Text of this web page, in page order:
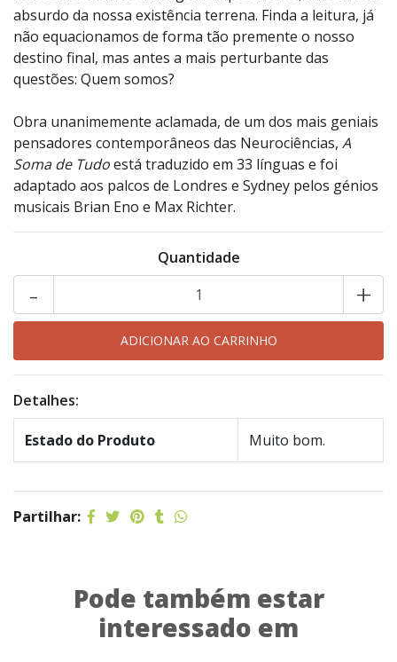
absurdo da nossa existência terrena. Finda a leitura, já
não equacionamos de forma tão premente o nosso
destino final, mas antes a mais perturbante das
questões: Quem somos?
Obra unanimemente aclamada, de um dos mais geniais
pensadores contemporâneos das Neurociências, A
Soma de Tudoestá traduzido em 33 línguas e foi
adaptado aos palcos de Londres e Sydney pelos génios
musicais Brian Eno e Max Richter.
Quantidade
+
-
Detalhes:
Estado do Produto Muito bom.
Partilhar:
Pode também estar
interessado em